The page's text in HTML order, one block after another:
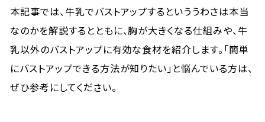
本記事では、牛乳でバストアップするといううわさは本当
なのかを解説するとともに、胸が大きくなる仕組みや、牛
乳以外のバストアップに有効な食材を紹介します。「簡単
にバストアップできる方法が知りたい」と悩んでいる方は、
ぜひ参考にしてください。